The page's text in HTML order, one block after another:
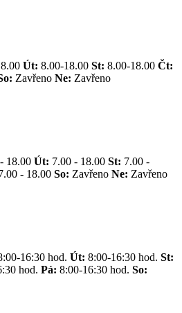
Út: 8.00-18.00 St: 8.00-18.00 Čt:
Zavřeno Ne: Zavřeno
18.00 Út: 7.00 - 18.00 St: 7.00 -
- 18.00 So: Zavřeno Ne: Zavřeno
16:30 hod. Út: 8:00-16:30 hod. St:
hod. Pá: 8:00-16:30 hod. So: